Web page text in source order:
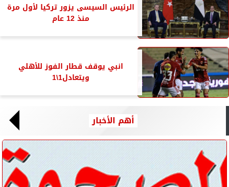
الرئيس السيسى يزور تركيا لأول مرة
منذ 12 عام
انبي يوقف قطار الفوز للأهلي
ويتعادل1\1
أهم الأخبار